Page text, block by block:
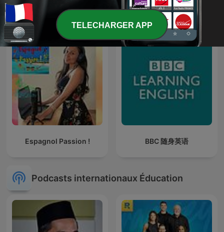
Przemek Górczyk Podcast Petit Vulgaire
Espagnol Passion ! BBC 随身英语
Podcasts internationaux Éducation
TELECHARGER APP